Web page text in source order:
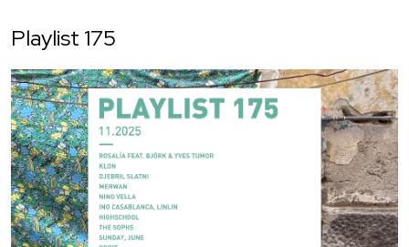
Playlist 175